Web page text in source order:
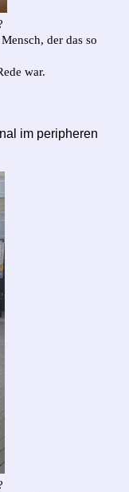
der das so
war.
im peripheren